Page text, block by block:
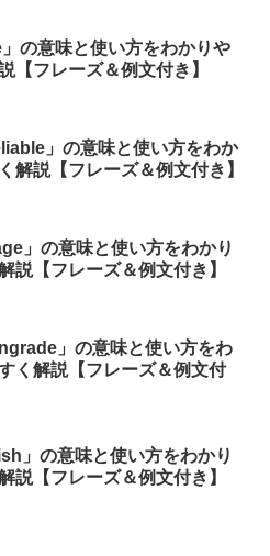
」の意味と使い方をわかりや
【フレーズ＆例文付き】
」の意味と使い方をわか
解説【フレーズ＆例文付き】
」の意味と使い方をわかり
説【フレーズ＆例文付き】
」の意味と使い方をわ
く解説【フレーズ＆例文付
」の意味と使い方をわかり
説【フレーズ＆例文付き】